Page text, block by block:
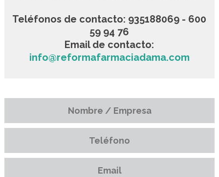
Teléfonos de contacto: 935188069 - 600
59 94 76
Email de contacto:
info@reformafarmaciadama.com